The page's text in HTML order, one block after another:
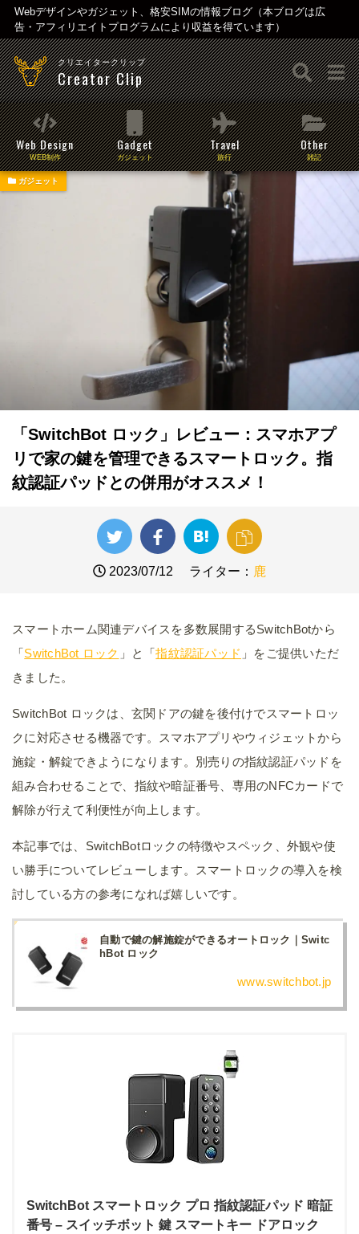
Webデザインやガジェット、格安SIMの情報ブログ（本ブログは広
告・アフィリエイトプログラムにより収益を得ています）
クリエイタークリップ
Creator Clip
Web Design
WEB制作
Gadget
ガジェット
Travel
旅行
Other
雑記
ガジェット
「SwitchBot ロック」レビュー：スマホアプ
リで家の鍵を管理できるスマートロック。指
紋認証パッドとの併用がオススメ！
2023/07/12 ライター： 鹿
スマートホーム関連デバイスを多数展開するSwitchBotから
「SwitchBot ロック 」と「指紋認証パッド 」をご提供いただ
きました。
SwitchBot ロックは、玄関ドアの鍵を後付けでスマートロッ
クに対応させる機器です。スマホアプリやウィジェットから
施錠・解錠できようになります。別売りの指紋認証パッドを
組み合わせることで、指紋や暗証番号、専用のNFCカードで
解除が行えて利便性が向上します。
本記事では、SwitchBotロックの特徴やスペック、外観や使
い勝手についてレビューします。スマートロックの導入を検
討している方の参考になれば嬉しいです。
自動で鍵の解施錠ができるオートロック｜Switc
hBot ロック
www.switchbot.jp
SwitchBot スマートロック プロ 指紋認証パッド 暗証
番号 – スイッチボット 鍵 スマートキー ドアロック